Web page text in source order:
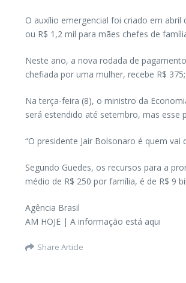
O auxílio emergencial foi criado em
ou R$ 1,2 mil para mães chefes de
Neste ano, a nova rodada de
chefiada por uma mulher, recebe R$
Na terça-feira (8), o ministro da
será estendido até setembro, mas esse
“O presidente Jair Bolsonaro é quem
Segundo Guedes, os recursos para a
médio de R$ 250 por família, é de R$ 9
Agência Brasil
AM HOJE | A informação está aqui
Share Article